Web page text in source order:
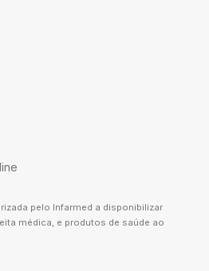
pelo Infarmed a disponibilizar
médica, e produtos de saúde ao